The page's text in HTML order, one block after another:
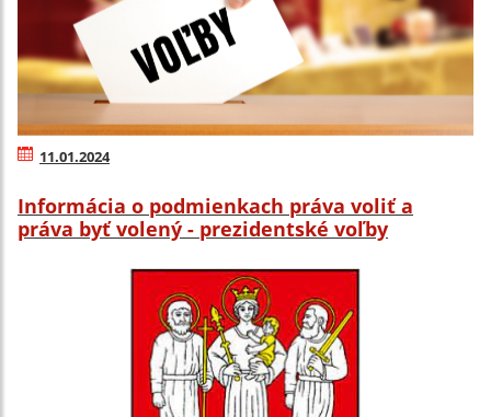
11.01.2024
Informácia o podmienkach práva voliť a
práva byť volený - prezidentské voľby